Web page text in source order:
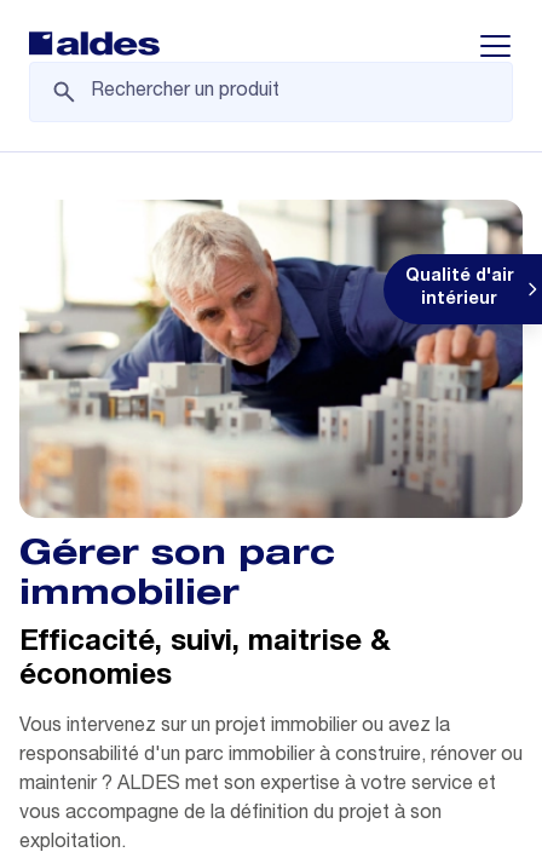
Qualité d'air
intérieur
Gérer son parc
immobilier
Efficacité, suivi, maitrise &
économies
Vous intervenez sur un projet immobilier ou avez la
responsabilité d'un parc immobilier à construire, rénover ou
maintenir ? ALDES met son expertise à votre service et
vous accompagne de la définition du projet à son
exploitation.